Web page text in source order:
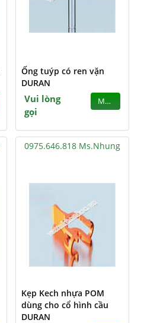
Ống tuýp có ren vặn
DURAN
Vui lòng
gọi
MUA
0975.646.818 Ms.Nhung
Kẹp Kech nhựa POM
dùng cho cổ hình cầu
DURAN